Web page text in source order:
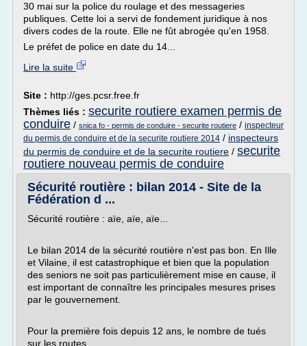
30 mai sur la police du roulage et des messageries
publiques. Cette loi a servi de fondement juridique à nos
divers codes de la route. Elle ne fût abrogée qu'en 1958.
Le préfet de police en date du 14...
Lire la suite
Site : http://ges.pcsr.free.fr
Thèmes liés : securite routiere examen permis de
conduire / snica fo - permis de conduire - securite routiere / inspecteur
du permis de conduire et de la securite routiere 2014 / inspecteurs
du permis de conduire et de la securite routiere / securite
routiere nouveau permis de conduire
Sécurité routière : bilan 2014 - Site de la
Fédération d ...
Sécurité routière : aïe, aïe, aïe...
Le bilan 2014 de la sécurité routière n'est pas bon. En Ille
et Vilaine, il est catastrophique et bien que la population
des seniors ne soit pas particulièrement mise en cause, il
est important de connaître les principales mesures prises
par le gouvernement.
Pour la première fois depuis 12 ans, le nombre de tués
sur les routes...